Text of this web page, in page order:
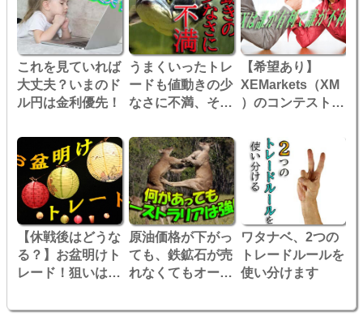
これを見ていれば
大丈夫？いまのド
ル円は金利優先！
うまくいったトレ
ードも値動きの少
なさに不満、そこ
【希望あり】
XEMarkets（XM
）のコンテストで
人とは？
【休戦後はどうな
る？】お盆明けト
レード！狙いは外
ライ！！
原油価格が下がっ
ても、鉄鉱石が売
れなくてもオース
す！
ワタナベ、2つの
トレードルールを
使い分けます